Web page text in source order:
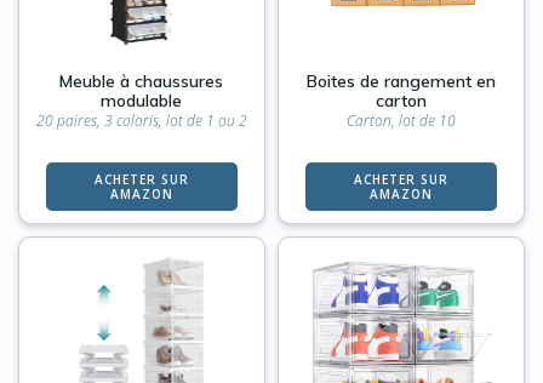
Meuble à chaussures
modulable
20 paires, 3 coloris, lot de 1 ou 2
ACHETER SUR
AMAZON
Boites de rangement en
carton
Carton, lot de 10
ACHETER SUR
AMAZON